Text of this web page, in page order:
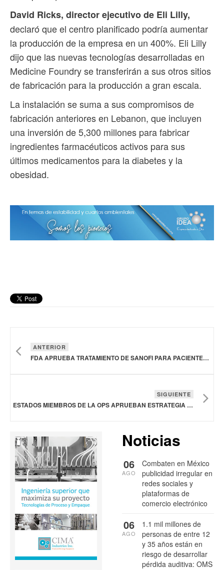
David Ricks, director ejecutivo de Eli Lilly,
declaró que el centro planificado podría aumentar
la producción de la empresa en un 400%. Eli Lilly
dijo que las nuevas tecnologías desarrolladas en
Medicine Foundry se transferirán a sus otros sitios
de fabricación para la producción a gran escala.
La instalación se suma a sus compromisos de
fabricación anteriores en Lebanon, que incluyen
una inversión de 5,300 millones para fabricar
ingredientes farmacéuticos activos para sus
últimos medicamentos para la diabetes y la
obesidad.
ANTERIOR
FDA APRUEBA TRATAMIENTO DE SANOFI PARA PACIENTES CON EPOC
SIGUIENTE
ESTADOS MIEMBROS DE LA OPS APRUEBAN ESTRATEGIA PARA FORTALECER LA DETECCIÓN TEMPRANA DE AMENAZAS A LA SALUD
Noticias
Combaten en México
publicidad irregular en
redes sociales y
plataformas de
comercio electrónico
06
AGO
1.1 mil millones de
personas de entre 12
y 35 años están en
riesgo de desarrollar
pérdida auditiva: OMS
06
AGO